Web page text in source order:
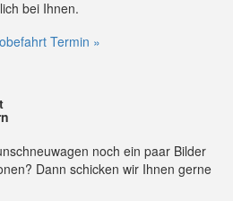
bei Ihnen.
Termin »
noch ein paar Bilder
Dann schicken wir Ihnen gerne